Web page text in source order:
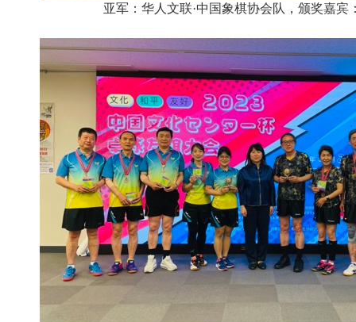
亚军：华人文联·中国象棋协会队，颁奖嘉宾